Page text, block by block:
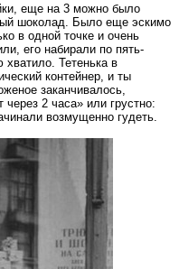
еще на 3 можно было
шоколад. Было еще эскимо
в одной точке и очень
его набирали по пять-
Тетенька в
контейнер, и ты
заканчивалось,
2 часа» или грустно:
возмущенно гудеть.